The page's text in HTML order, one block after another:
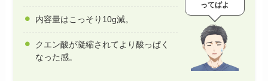
内容量はこっそり10g減。
クエン酸が凝縮されてより酸っぱく
なった感。
ってばよ